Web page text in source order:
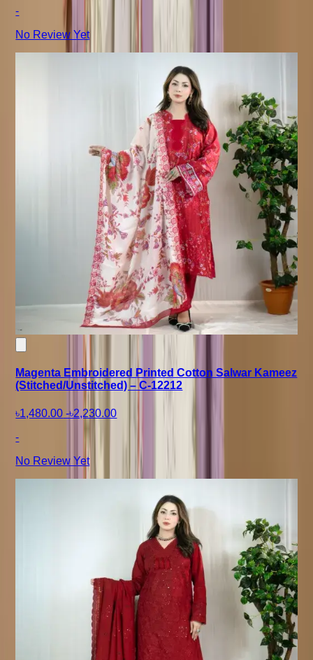
-
No Review Yet
Magenta Embroidered Printed Cotton Salwar Kameez
(Stitched/Unstitched) – C-12212
৳1,480.00 -৳2,230.00
-
No Review Yet